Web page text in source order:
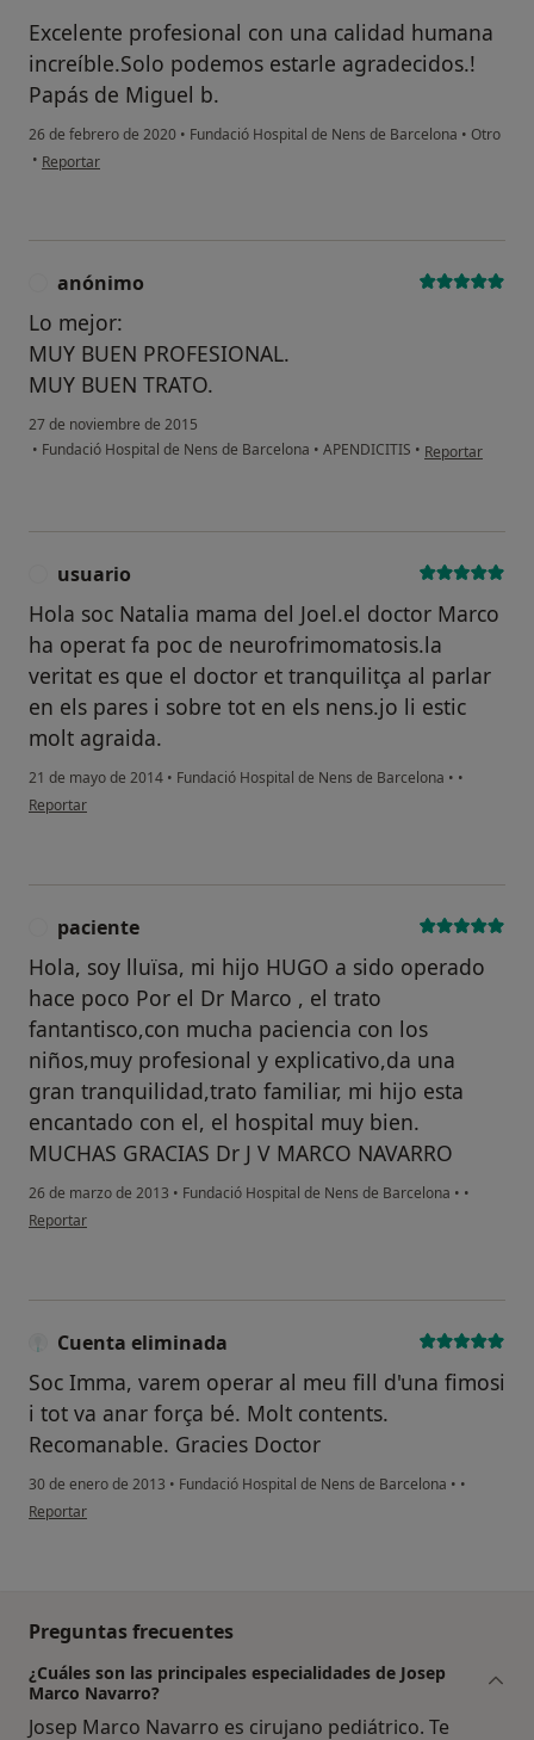
Excelente profesional con una calidad humana
increíble.Solo podemos estarle agradecidos.!
Papás de Miguel b.
26 de febrero de 2020 • Fundació Hospital de Nens de Barcelona • Otro
• en opinión del usuario Yolanda
Reportar
anónimo
Lo mejor:
MUY BUEN PROFESIONAL.
MUY BUEN TRATO.
27 de noviembre de 2015
• Fundació Hospital de Nens de Barcelona • APENDICITIS • en opinión del
Reportar
usuario
Hola soc Natalia mama del Joel.el doctor Marco
ha operat fa poc de neurofrimomatosis.la
veritat es que el doctor et tranquilitça al parlar
en els pares i sobre tot en els nens.jo li estic
molt agraida.
21 de mayo de 2014 • Fundació Hospital de Nens de Barcelona • •
en opinión del usuario usuario
Reportar
paciente
Hola, soy lluïsa, mi hijo HUGO a sido operado
hace poco Por el Dr Marco , el trato
fantantisco,con mucha paciencia con los
niños,muy profesional y explicativo,da una
gran tranquilidad,trato familiar, mi hijo esta
encantado con el, el hospital muy bien.
MUCHAS GRACIAS Dr J V MARCO NAVARRO
26 de marzo de 2013 • Fundació Hospital de Nens de Barcelona • •
en opinión del usuario paciente
Reportar
Cuenta eliminada
Soc Imma, varem operar al meu fill d'una fimosi
i tot va anar força bé. Molt contents.
Recomanable. Gracies Doctor
30 de enero de 2013 • Fundació Hospital de Nens de Barcelona • •
en opinión del usuario Cuenta eliminada
Reportar
Preguntas frecuentes
¿Cuáles son las principales especialidades de Josep
Marco Navarro?
Josep Marco Navarro es cirujano pediátrico. Te